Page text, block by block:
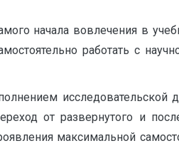
начала вовлечения в
работать с
исследовательской
от развернутого и
максимальной